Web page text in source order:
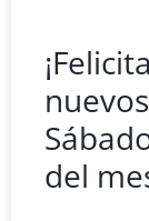
del